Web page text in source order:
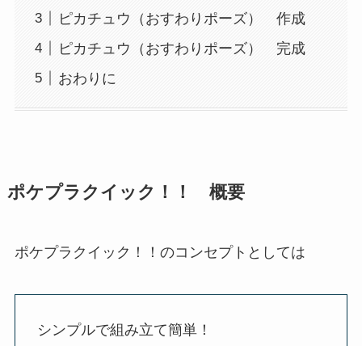
ピカチュウ（おすわりポーズ） 作成
ピカチュウ（おすわりポーズ） 完成
おわりに
ポケプラクイック！！ 概要
ポケプラクイック！！のコンセプトとしては
シンプルで組み立て簡単！